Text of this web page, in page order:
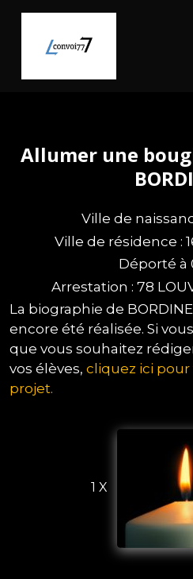
content
Allumer une
Ville de
Ville de résidence :
Déporté à
Arrestation : 78
La biographie de
encore été réalisée. Si
que vous souhaitez
vos élèves, cliquez ici pour
projet.
1 X